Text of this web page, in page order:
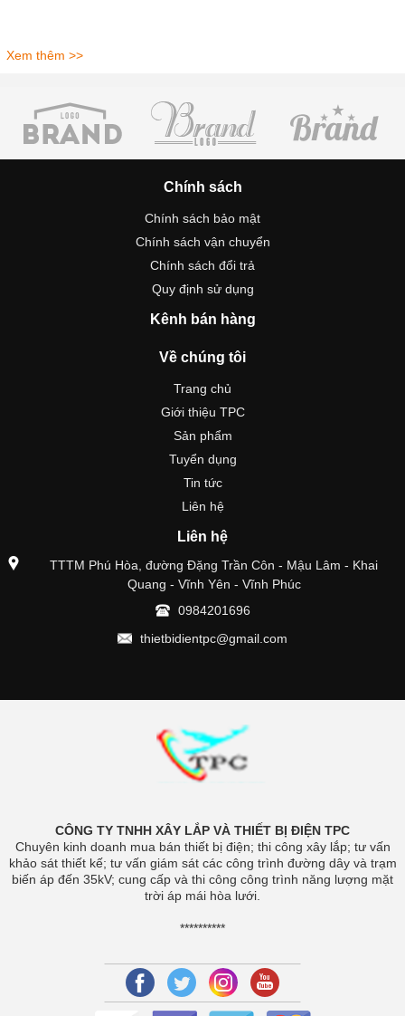
Xem thêm >>
Chính sách
Chính sách bảo mật
Chính sách vận chuyển
Chính sách đổi trả
Quy định sử dụng
Kênh bán hàng
Về chúng tôi
Trang chủ
Giới thiệu TPC
Sản phẩm
Tuyển dụng
Tin tức
Liên hệ
Liên hệ
TTTM Phú Hòa, đường Đặng Trần Côn - Mậu Lâm - Khai
Quang - Vĩnh Yên - Vĩnh Phúc
0984201696
thietbidientpc@gmail.com
CÔNG TY TNHH XÂY LẮP VÀ THIẾT BỊ ĐIỆN TPC
Chuyên kinh doanh mua bán thiết bị điện; thi công xây lắp; tư vấn
khảo sát thiết kế; tư vấn giám sát các công trình đường dây và trạm
biến áp đến 35kV; cung cấp và thi công công trình năng lượng mặt
trời áp mái hòa lưới.
**********